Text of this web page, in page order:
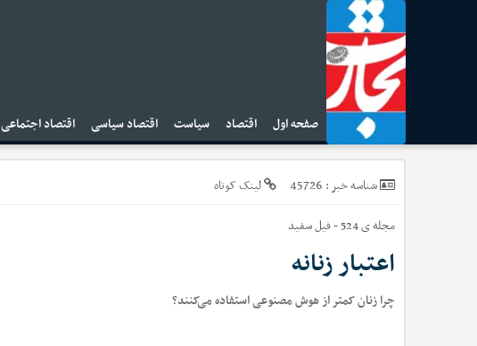
صفحه اول اقتصاد سیاست اقتصاد سیاسی اقتصاد اجتماعی
شناسه خبر : 45726
لینک کوتاه
مجله ی 524 - فیل سفید
اعتبار زنانه
چرا زنان کمتر از هوش مصنوعی استفاده می‌کنند؟